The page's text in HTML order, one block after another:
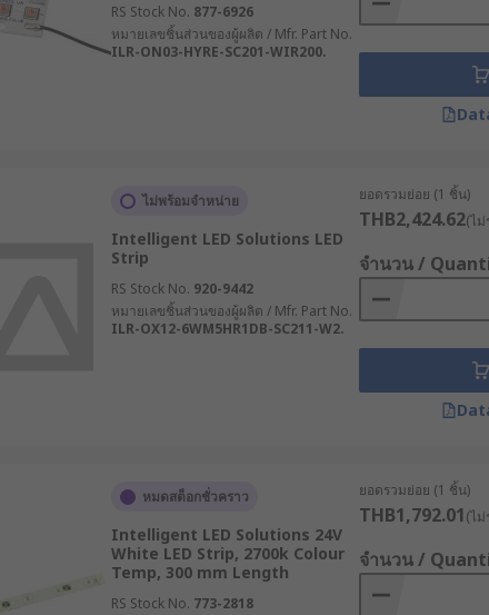
to go for a higher rating, for example, IP67 & IP67. If
your LED strip to be waterproof at all, IP20 is
due to the manufacturing of the water-tight
(power supply) & controllers. There are various
with various functions. These can be purchased
RS Stock No. 877-6926
หมายเลขชิ้นส่วนของผู้ผลิต / Mfr. Part No.
ILR-ON03-HYRE-SC201-WIR200.
ไม่พร้อมจำหน่าย
Intelligent LED Solutions LED
Strip
RS Stock No. 920-9442
หมายเลขชิ้นส่วนของผู้ผลิต / Mfr. Part No.
ILR-OX12-6WM5HR1DB-SC211-W2.
ยอดรวมย่อย (1 ชิ้น)
THB2,424.62(ไม่
จำนวน /
หมดสต็อกชั่วคราว
Intelligent LED Solutions 24V
White LED Strip, 2700k Colour
Temp, 300 mm Length
RS Stock No. 773-2818
ยอดรวมย่อย (1 ชิ้น)
THB1,792.01(ไ
จำนวน /